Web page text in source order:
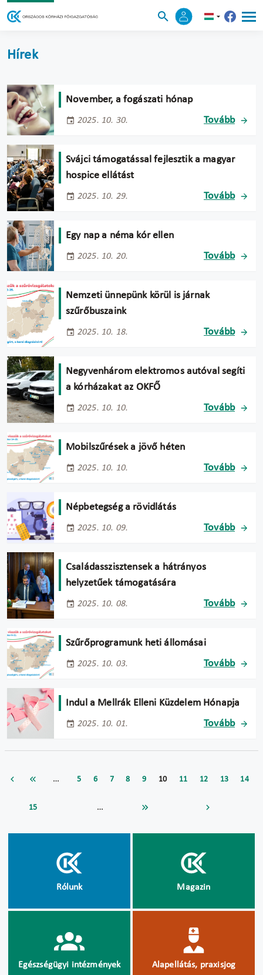
Hírek
November, a fogászati hónap
2025. 10. 30. Tovább
Svájci támogatással fejlesztik a magyar
hospice ellátást
2025. 10. 29. Tovább
Egy nap a néma kór ellen
2025. 10. 20. Tovább
Nemzeti ünnepünk körül is járnak
szűrőbuszaink
2025. 10. 18. Tovább
Negyvenhárom elektromos autóval segíti
a kórházakat az OKFŐ
2025. 10. 10. Tovább
Mobilszűrések a jövő héten
2025. 10. 10. Tovább
Népbetegség a rövidlátás
2025. 10. 09. Tovább
Családasszisztensek a hátrányos
helyzetűek támogatására
2025. 10. 08. Tovább
Szűrőprogramunk heti állomásai
2025. 10. 03. Tovább
Indul a Mellrák Elleni Küzdelem Hónapja
2025. 10. 01. Tovább
… 5 6 7 8 9 10 11 12 13 14
15 …
Rólunk Magazin
Egészségügyi intézmények Alapellátás, praxisjog